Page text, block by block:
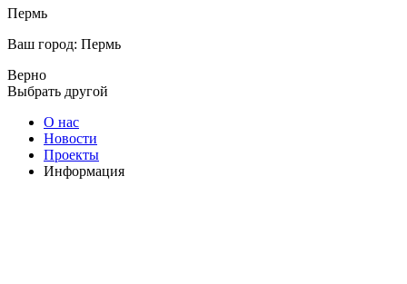
Пермь
Ваш город: Пермь
Верно
Выбрать другой
О нас
Новости
Проекты
Информация